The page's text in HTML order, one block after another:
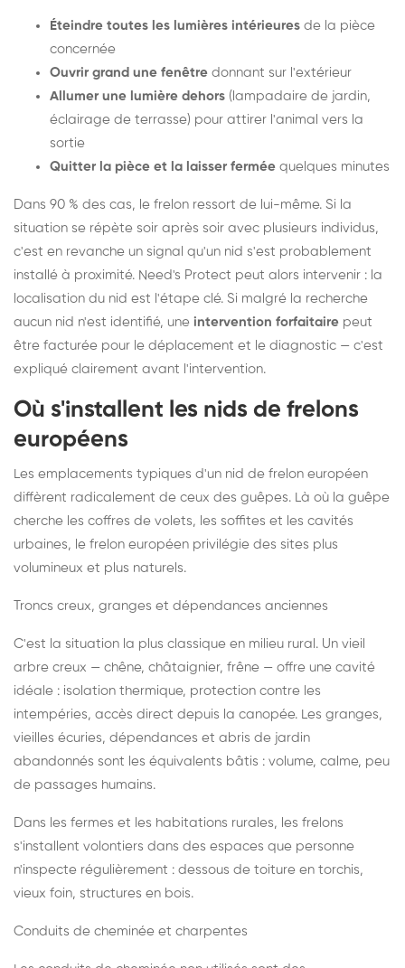
Éteindre toutes les lumières intérieures de la pièce
concernée
Ouvrir grand une fenêtre donnant sur l'extérieur
Allumer une lumière dehors (lampadaire de jardin,
éclairage de terrasse) pour attirer l'animal vers la
sortie
Quitter la pièce et la laisser fermée quelques minutes
Dans 90 % des cas, le frelon ressort de lui-même. Si la
situation se répète soir après soir avec plusieurs individus,
c'est en revanche un signal qu'un nid s'est probablement
installé à proximité. Need's Protect peut alors intervenir : la
localisation du nid est l'étape clé. Si malgré la recherche
aucun nid n'est identifié, une intervention forfaitaire peut
être facturée pour le déplacement et le diagnostic — c'est
expliqué clairement avant l'intervention.
Où s'installent les nids de frelons
européens
Les emplacements typiques d'un nid de frelon européen
diffèrent radicalement de ceux des guêpes. Là où la guêpe
cherche les coffres de volets, les soffites et les cavités
urbaines, le frelon européen privilégie des sites plus
volumineux et plus naturels.
Troncs creux, granges et dépendances anciennes
C'est la situation la plus classique en milieu rural. Un vieil
arbre creux — chêne, châtaignier, frêne — offre une cavité
idéale : isolation thermique, protection contre les
intempéries, accès direct depuis la canopée. Les granges,
vieilles écuries, dépendances et abris de jardin
abandonnés sont les équivalents bâtis : volume, calme, peu
de passages humains.
Dans les fermes et les habitations rurales, les frelons
s'installent volontiers dans des espaces que personne
n'inspecte régulièrement : dessous de toiture en torchis,
vieux foin, structures en bois.
Conduits de cheminée et charpentes